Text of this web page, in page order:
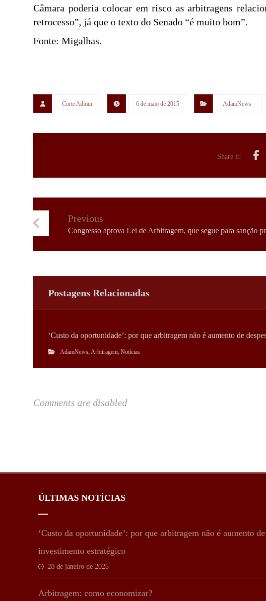
Câmara poderia colocar em risco as arbitragens
retrocesso”, já que o texto do Senado “é muito bom”.
Fonte: Migalhas.
Corte Admin 6 de maio de 2015 AdamNews
Previous
Congresso aprova Lei de Arbitragem, que segue para sanção
Postagens Relacionadas
‘Custo da oportunidade’: por que arbitragem não é aumento de
AdamNews,Arbitragem,Notícias
Comments are disabled
ÚLTIMAS NOTÍCIAS
‘Custo da oportunidade’: por que arbitragem não é aumento
investimento estratégico
28 de janeiro de 2026
Arbitragem: como economizar?